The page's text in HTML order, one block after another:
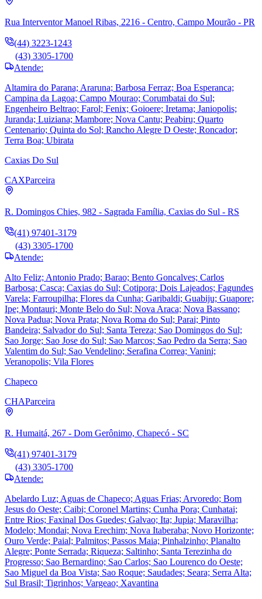
Rua Interventor Manoel Ribas, 2216 - Centro, Campo Mourão - PR
(44) 3223-1243
(43) 3305-1700
Atende:
Altamira do Parana; Araruna; Barbosa Ferraz; Boa Esperanca;
Campina da Lagoa; Campo Mourao; Corumbatai do Sul;
Engenheiro Beltrao; Farol; Fenix; Goioere; Iretama; Janiopolis;
Juranda; Luiziana; Mambore; Nova Cantu; Peabiru; Quarto
Centenario; Quinta do Sol; Rancho Alegre D Oeste; Roncador;
Terra Boa; Ubirata
Caxias Do Sul
CAXParceira
R. Domingos Chies, 982 - Sagrada Família, Caxias do Sul - RS
(41) 97401-3179
(43) 3305-1700
Atende:
Alto Feliz; Antonio Prado; Barao; Bento Goncalves; Carlos
Barbosa; Casca; Caxias do Sul; Cotipora; Dois Lajeados; Fagundes
Varela; Farroupilha; Flores da Cunha; Garibaldi; Guabiju; Guapore;
Ipe; Montauri; Monte Belo do Sul; Nova Araca; Nova Bassano;
Nova Padua; Nova Prata; Nova Roma do Sul; Parai; Pinto
Bandeira; Salvador do Sul; Santa Tereza; Sao Domingos do Sul;
Sao Jorge; Sao Jose do Sul; Sao Marcos; Sao Pedro da Serra; Sao
Valentim do Sul; Sao Vendelino; Serafina Correa; Vanini;
Veranopolis; Vila Flores
Chapeco
CHAParceira
R. Humaitá, 267 - Dom Gerônimo, Chapecó - SC
(41) 97401-3179
(43) 3305-1700
Atende:
Abelardo Luz; Aguas de Chapeco; Aguas Frias; Arvoredo; Bom
Jesus do Oeste; Caibi; Coronel Martins; Cunha Pora; Cunhatai;
Entre Rios; Faxinal Dos Guedes; Galvao; Ita; Jupia; Maravilha;
Modelo; Mondai; Nova Erechim; Nova Itaberaba; Novo Horizonte;
Ouro Verde; Paial; Palmitos; Passos Maia; Pinhalzinho; Planalto
Alegre; Ponte Serrada; Riqueza; Saltinho; Santa Terezinha do
Progresso; Sao Bernardino; Sao Carlos; Sao Lourenco do Oeste;
Sao Miguel da Boa Vista; Sao Roque; Saudades; Seara; Serra Alta;
Sul Brasil; Tigrinhos; Vargeao; Xavantina